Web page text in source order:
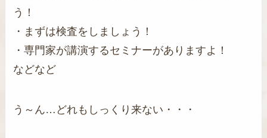
う！
・まずは検査をしましょう！
・専門家が講演するセミナーがありますよ！
などなど
う～ん…どれもしっくり来ない・・・